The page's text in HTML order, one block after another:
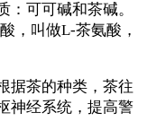
可可碱和茶碱。
，叫做L-茶氨酸，
据茶的种类，茶往
神经系统，提高警